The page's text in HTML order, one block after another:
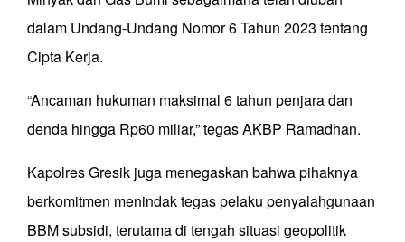
dalam Undang-Undang Nomor 6 Tahun 2023 tentang
Cipta Kerja.
“Ancaman hukuman maksimal 6 tahun penjara dan
denda hingga Rp60 miliar,” tegas AKBP Ramadhan.
Kapolres Gresik juga menegaskan bahwa pihaknya
berkomitmen menindak tegas pelaku penyalahgunaan
BBM subsidi, terutama di tengah situasi geopolitik